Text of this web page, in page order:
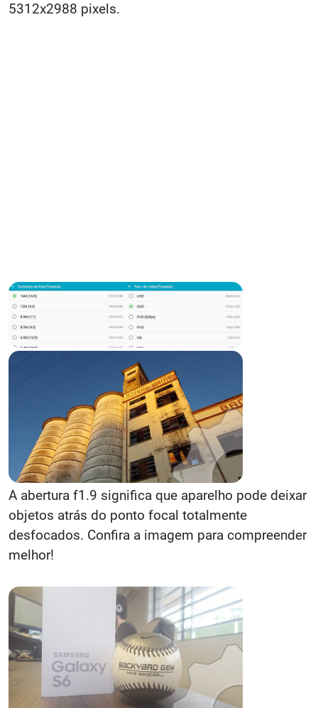
5312x2988 pixels.
A abertura f1.9 significa que aparelho pode deixar
objetos atrás do ponto focal totalmente
desfocados. Confira a imagem para compreender
melhor!